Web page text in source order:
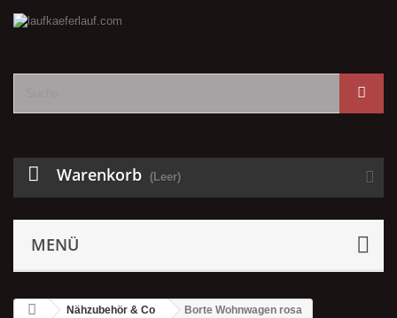
Warenkorb (Leer)
MENÜ
Nähzubehör & Co Borte Wohnwagen rosa